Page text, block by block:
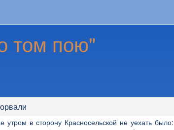
том пою"
в сторону Красносельской не уехать